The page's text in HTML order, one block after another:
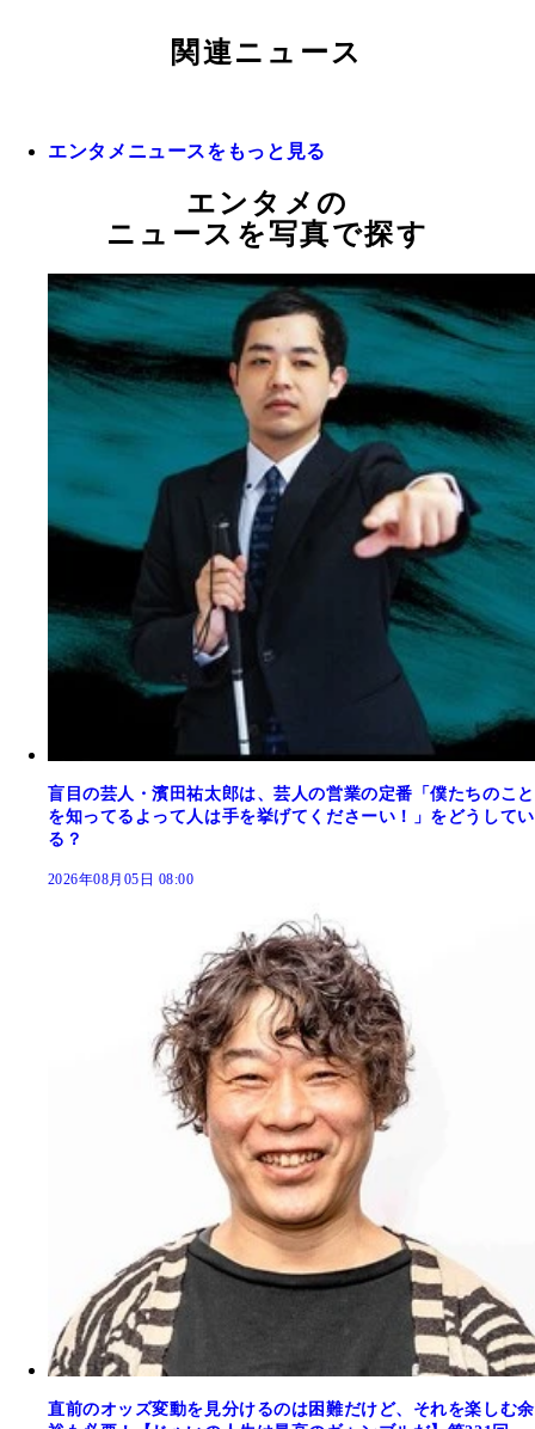
関連ニュース
エンタメニュースをもっと見る
エンタメの
ニュースを写真で探す
盲目の芸人・濱田祐太郎は、芸人の営業の定番「僕たちのこと
を知ってるよって人は手を挙げてくださーい！」をどうしてい
る？
2026年08月05日 08:00
直前のオッズ変動を見分けるのは困難だけど、それを楽しむ余